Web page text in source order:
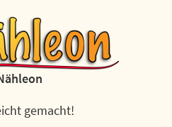
gemacht!